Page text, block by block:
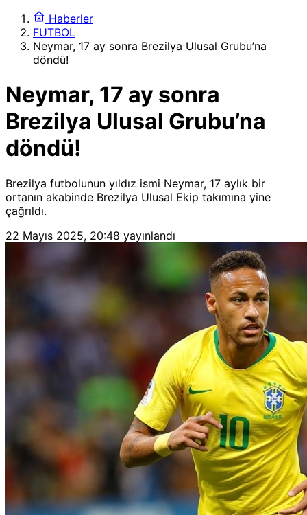
Haberler
FUTBOL
Neymar, 17 ay sonra Brezilya Ulusal Grubu’na
döndü!
Neymar, 17 ay sonra
Brezilya Ulusal Grubu’na
döndü!
Brezilya futbolunun yıldız ismi Neymar, 17 aylık bir
ortanın akabinde Brezilya Ulusal Ekip takımına yine
çağrıldı.
22 Mayıs 2025, 20:48 yayınlandı